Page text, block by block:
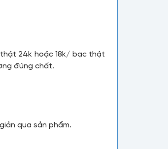
24k hoặc 18k/ bạc thật
đúng chất.
qua sản phẩm.